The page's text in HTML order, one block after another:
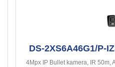
DS-2XS6A46G1/P-
4Mpx IP Bullet kamera, IR 50m,